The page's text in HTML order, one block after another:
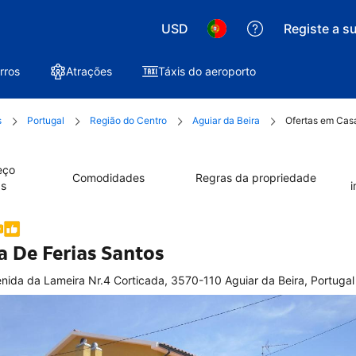
USD Registe a
Atrações Táxis do aeroporto
Portugal Região do Centro Aguiar da Beira Ofertas em
Comodidades Regras da propriedade
De Ferias Santos
da Lameira Nr.4 Corticada, 3570-110 Aguiar da Beira, Portugal
Localização